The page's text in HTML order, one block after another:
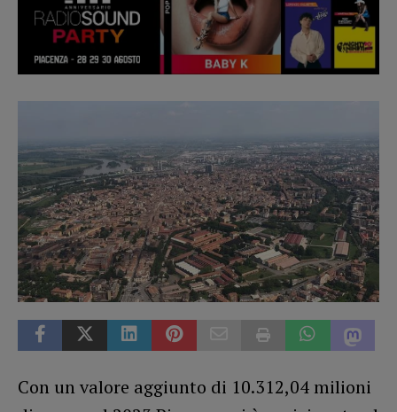
Con un valore aggiunto di 10.312,04 milioni